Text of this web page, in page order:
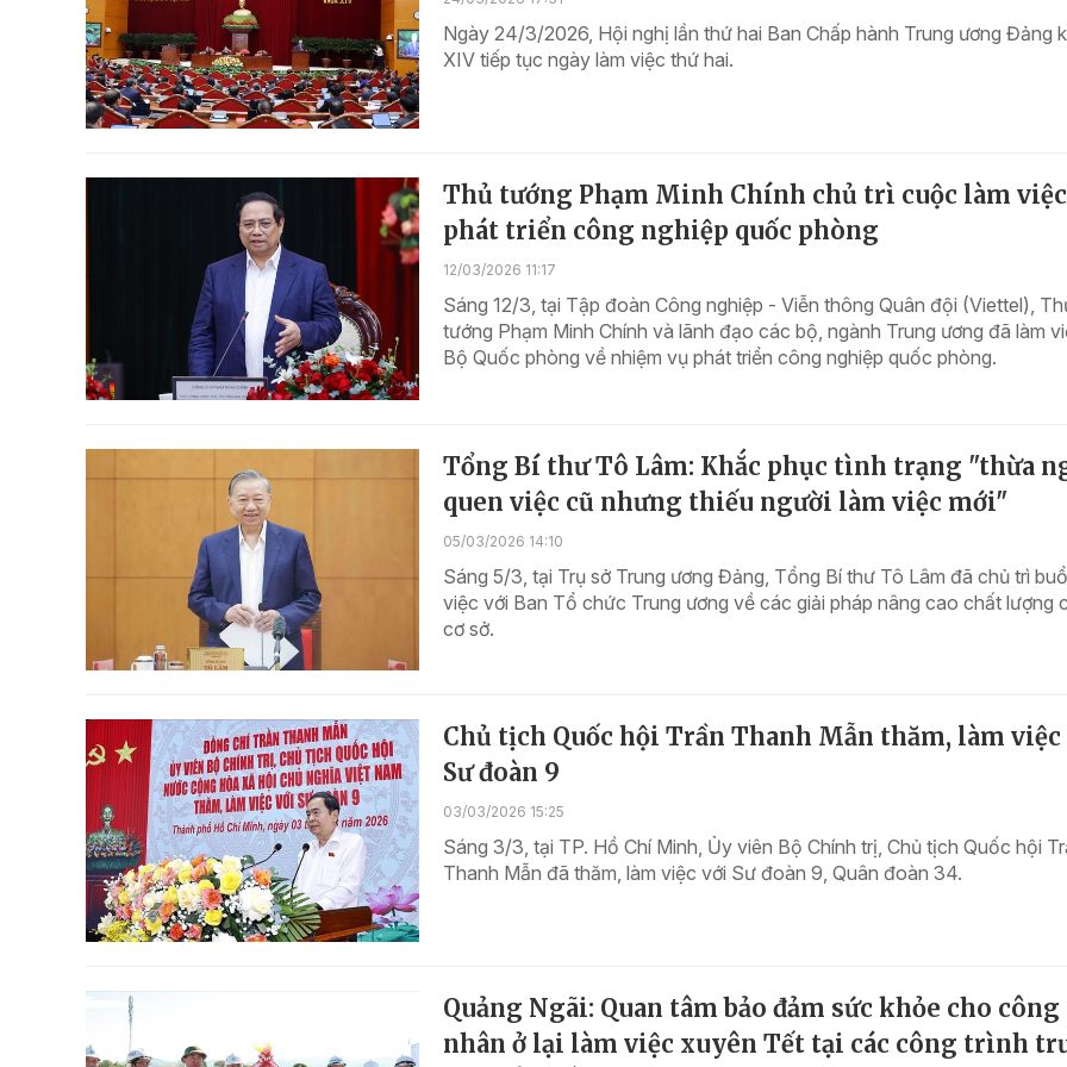
Ngày 24/3/2026, Hội nghị lần thứ hai Ban Chấp hành Trung ương Đảng
XIV tiếp tục ngày làm việc thứ hai.
Thủ tướng Phạm Minh Chính chủ trì cuộc làm
phát triển công nghiệp quốc phòng
12/03/2026 11:17
Sáng 12/3, tại Tập đoàn Công nghiệp - Viễn thông Quân đội (Viettel),
tướng Phạm Minh Chính và lãnh đạo các bộ, ngành Trung ương đã làm
Bộ Quốc phòng về nhiệm vụ phát triển công nghiệp quốc phòng.
Tổng Bí thư Tô Lâm: Khắc phục tình trạng "thừa
quen việc cũ nhưng thiếu người làm việc mới"
05/03/2026 14:10
Sáng 5/3, tại Trụ sở Trung ương Đảng, Tổng Bí thư Tô Lâm đã chủ trì
việc với Ban Tổ chức Trung ương về các giải pháp nâng cao chất lượng
cơ sở.
Chủ tịch Quốc hội Trần Thanh Mẫn thăm, làm việc
Sư đoàn 9
03/03/2026 15:25
Sáng 3/3, tại TP. Hồ Chí Minh, Ủy viên Bộ Chính trị, Chủ tịch Quốc hội
Thanh Mẫn đã thăm, làm việc với Sư đoàn 9, Quân đoàn 34.
Quảng Ngãi: Quan tâm bảo đảm sức khỏe cho công
nhân ở lại làm việc xuyên Tết tại các công trình